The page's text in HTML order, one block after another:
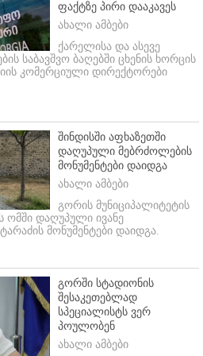
ფაქტზე პირი დააკავეს
ახალი ამბები
ქარელისა და ასევე
საბავშვო ბაღებში ცხენის ხორცის
კომერციული დირექტორები
შინდისში აფხაზეთში
დაღუპული მებრძოლების
მონუმენტები დაიდგა
ახალი ამბები
გორის მუნიციპალიტეტის
ომში დაღუპული ივანე
მონუმენტები დაიდგა.
გორში სტადიონის
შესაკეთებლად
სპეციალისტს ვერ
პოულობენ
ახალი ამბები